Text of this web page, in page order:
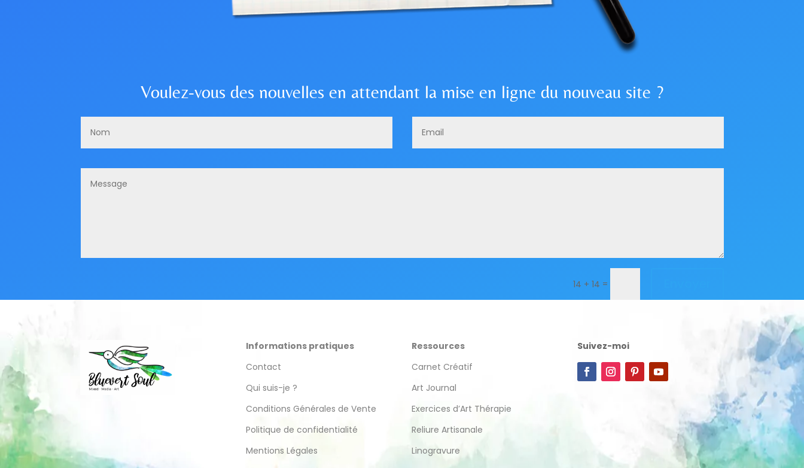
Voulez-vous des nouvelles en attendant la mise en ligne du nouveau site ?
14 + 14 =
Informations pratiques
Contact
Qui suis-je ?
Conditions Générales de Vente
Politique de confidentialité
Mentions Légales
Ressources
Carnet Créatif
Art Journal
Exercices d’Art Thérapie
Reliure Artisanale
Linogravure
Suivez-moi